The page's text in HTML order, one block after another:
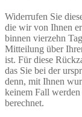
Widerrufen Sie
die wir von Ihnen
binnen vierzehn
Mitteilung über
ist. Für diese
das Sie bei der
denn, mit Ihnen
keinem Fall
berechnet.